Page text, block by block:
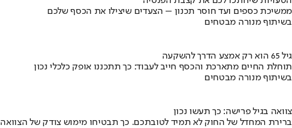
ממשיכת כספים ועד חוסר תכנון – הצעדים שיצילו את הכסף שלכם
בשיתוף מנורה מבטחים
גיל 65 הוא רק אמצע הדרך להשקעה
תוחלת החיים מתארכת והכסף חייב לעבוד: כך תתכננו אופק כלכלי נכון
בשיתוף מנורה מבטחים
צוואה בגיל פרישה: כך תעשו נכון
ברירת המחדל של החוק לא תמיד לטובתכם. כך תבטיחו מימוש צודק של הצוואה